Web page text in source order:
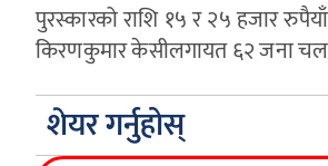
पुरस्कारको राशि १५ र २५ हजार
किरणकुमार केसीलगायत ६२ जना
शेयर गर्नुहोस्